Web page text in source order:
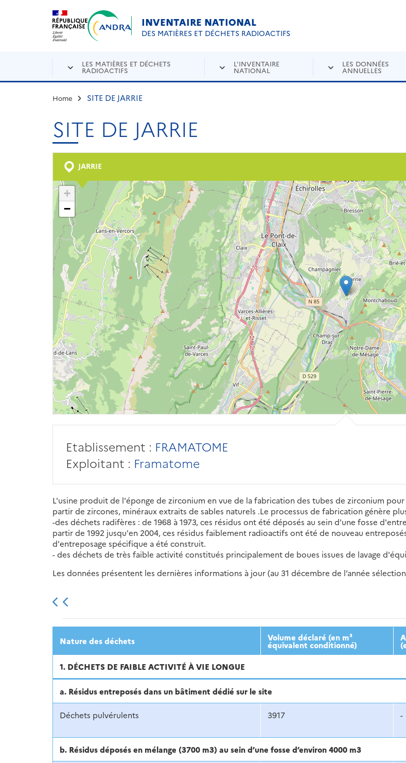
Aller au contenu principal
INVENTAIRE NATIONAL
DES MATIÈRES ET DÉCHETS RADIOACTIFS
LES MATIÈRES ET DÉCHETS
RADIOACTIFS
L'INVENTAIRE
NATIONAL
LES DONNÉES
ANNUELLES
Home SITE DE JARRIE
SITE DE JARRIE
JARRIE
+
−
Etablissement : FRAMATOME
Exploitant : Framatome
L'usine produit de l'éponge de zirconium en vue de la fabrication des tubes de zirconium
partir de zircones, minéraux extraits de sables naturels .Le processus de fabrication génère
-des déchets radifères : de 1968 à 1973, ces résidus ont été déposés au sein d'une fosse
partir de 1992 jusqu'en 2004, ces résidus faiblement radioactifs ont été de nouveau
d'entreposage spécifique a été construit.
- des déchets de très faible activité constitués principalement de boues issues de lavage
Les données présentent les dernières informations à jour (au 31 décembre de l’année
2013 2014 2015 2016 2017 2018
Nature des déchets Volume déclaré (en m³
équivalent conditionné)
1. DÉCHETS DE FAIBLE ACTIVITÉ À VIE LONGUE
a. Résidus entreposés dans un bâtiment dédié sur le site
Déchets pulvérulents 3917 -
b. Résidus déposés en mélange (3700 m3) au sein d’une fosse d’environ 4000 m3